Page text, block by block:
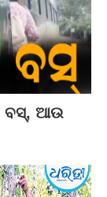
ବସ୍‌, ଆଉ